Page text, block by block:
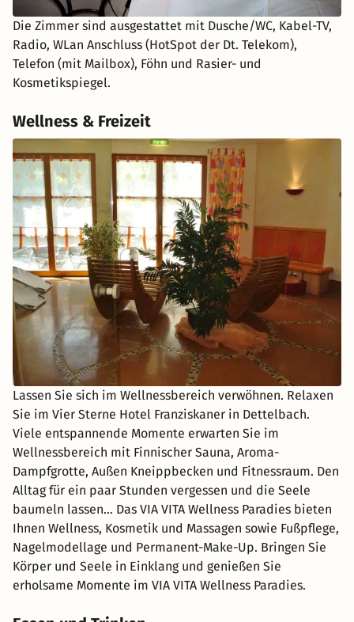
Die Zimmer sind ausgestattet mit Dusche/WC, Kabel-TV,
Radio, WLan Anschluss (HotSpot der Dt. Telekom),
Telefon (mit Mailbox), Föhn und Rasier- und
Kosmetikspiegel.
Wellness & Freizeit
Lassen Sie sich im Wellnessbereich verwöhnen. Relaxen
Sie im Vier Sterne Hotel Franziskaner in Dettelbach.
Viele entspannende Momente erwarten Sie im
Wellnessbereich mit Finnischer Sauna, Aroma-
Dampfgrotte, Außen Kneippbecken und Fitnessraum. Den
Alltag für ein paar Stunden vergessen und die Seele
baumeln lassen… Das VIA VITA Wellness Paradies bieten
Ihnen Wellness, Kosmetik und Massagen sowie Fußpflege,
Nagelmodellage und Permanent-Make-Up. Bringen Sie
Körper und Seele in Einklang und genießen Sie
erholsame Momente im VIA VITA Wellness Paradies.